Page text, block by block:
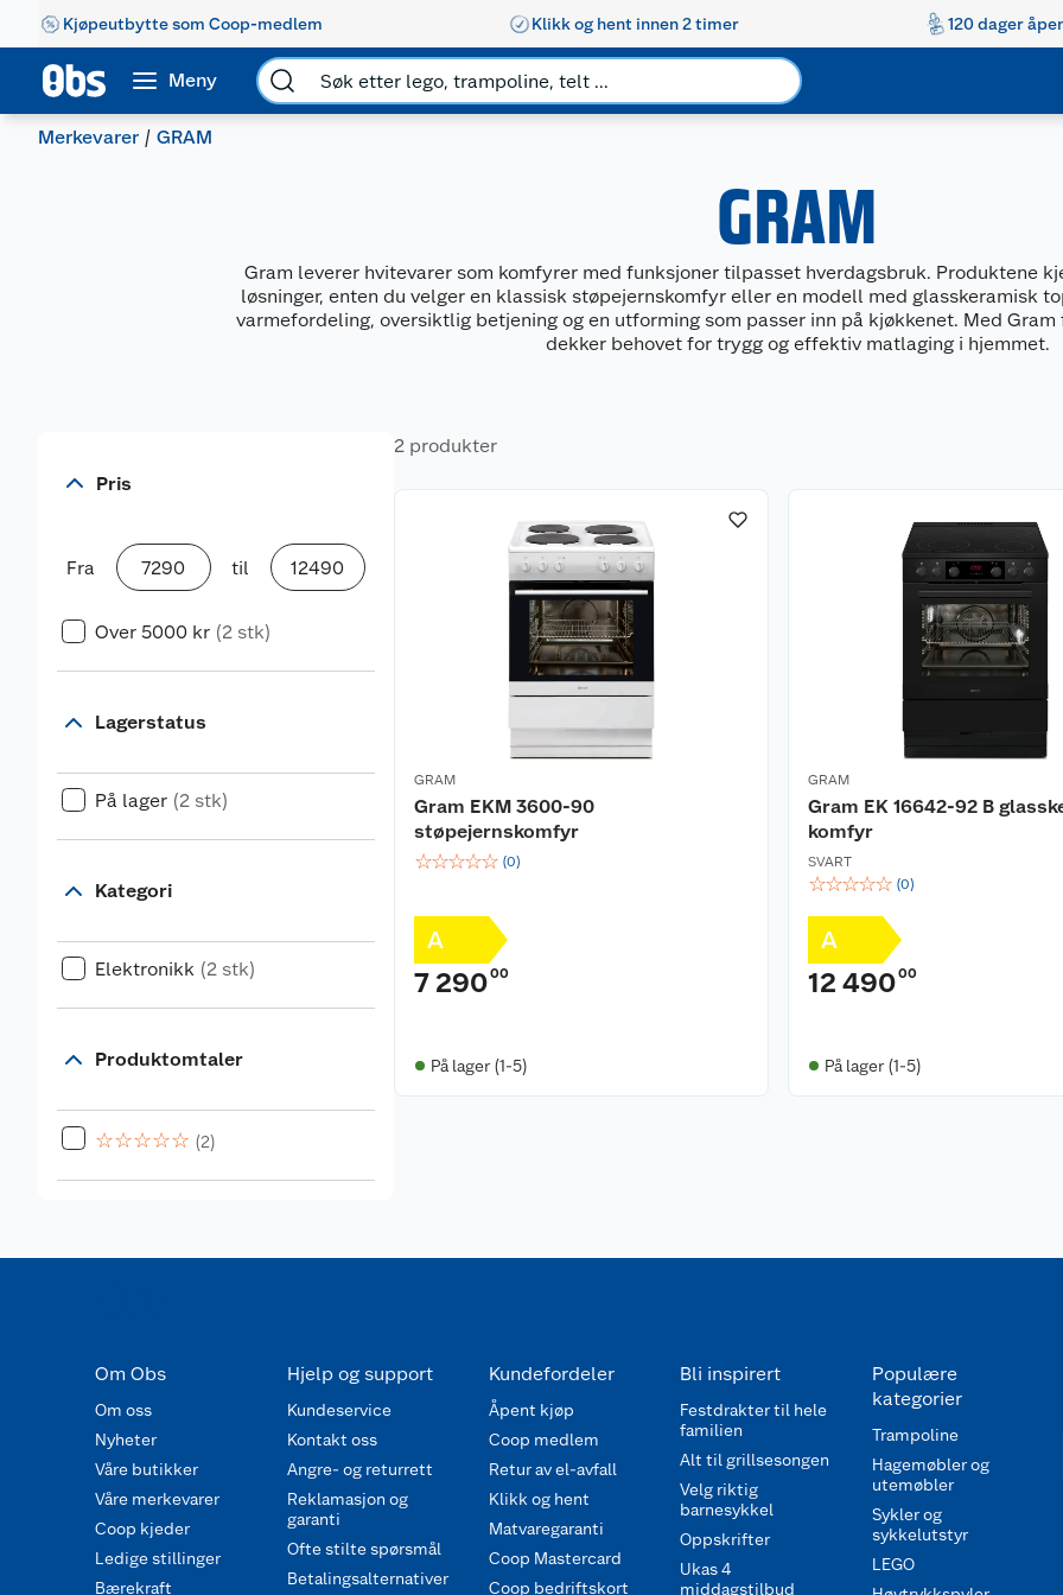
Kjøpeutbytte som Coop-medlem Klikk og hent innen 2 timer 120 dager
Meny
Merkevarer GRAM
GRAM
Gram leverer hvitevarer som komfyrer med funksjoner tilpasset hverdagsbruk. Produktene
løsninger, enten du velger en klassisk støpejernskomfyr eller en modell med glasskeramisk
varmefordeling, oversiktlig betjening og en utforming som passer inn på kjøkkenet. Med
dekker behovet for trygg og effektiv matlaging i hjemmet.
Pris
Fra til
Over 5000 kr (2 stk)
Lagerstatus
På lager (2 stk)
Kategori
Elektronikk (2 stk)
Produktomtaler
☆☆☆☆☆ (2)
2 produkter
GRAM
Gram EKM 3600-90
støpejernskomfyr
☆☆☆☆☆ (0)
A
7 29000
På lager (1-5)
GRAM
Gram EK 16642-92 B
komfyr
SVART
☆☆☆☆☆ (0)
A
12 49000
På lager (1-5)
Om Obs
Om oss
Nyheter
Våre butikker
Våre merkevarer
Coop kjeder
Ledige stillinger
Bærekraft
Hjelp og support
Kundeservice
Kontakt oss
Angre- og returrett
Reklamasjon og
garanti
Ofte stilte spørsmål
Betalingsalternativer
Kundefordeler
Åpent kjøp
Coop medlem
Retur av el-avfall
Klikk og hent
Matvaregaranti
Coop Mastercard
Coop bedriftskort
Bli inspirert
Festdrakter til hele
familien
Alt til grillsesongen
Velg riktig
barnesykkel
Oppskrifter
Ukas 4
middagstilbud
Populære
kategorier
Trampoline
Hagemøbler og
utemøbler
Sykler og
sykkelutstyr
LEGO